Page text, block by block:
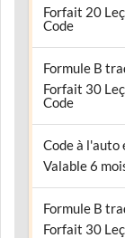
Forfait 20
Code
Formule B
Forfait 30
Code
Code à l'auto
Valable 6
Formule B
Forfait 30